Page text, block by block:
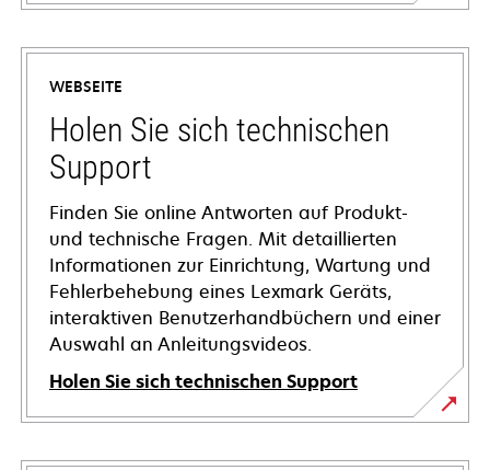
WEBSEITE
Holen Sie sich technischen
Support
Finden Sie online Antworten auf Produkt-
und technische Fragen. Mit detaillierten
Informationen zur Einrichtung, Wartung und
Fehlerbehebung eines Lexmark Geräts,
interaktiven Benutzerhandbüchern und einer
Auswahl an Anleitungsvideos.
Holen Sie sich technischen Support
wird
in